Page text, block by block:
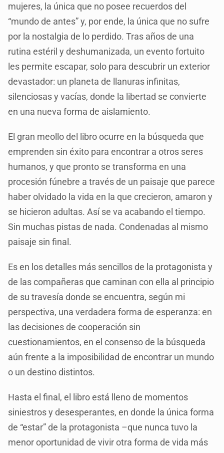
mujeres, la única que no posee recuerdos del
“mundo de antes” y, por ende, la única que no sufre
por la nostalgia de lo perdido. Tras años de una
rutina estéril y deshumanizada, un evento fortuito
les permite escapar, solo para descubrir un exterior
devastador: un planeta de llanuras infinitas,
silenciosas y vacías, donde la libertad se convierte
en una nueva forma de aislamiento.
El gran meollo del libro ocurre en la búsqueda que
emprenden sin éxito para encontrar a otros seres
humanos, y que pronto se transforma en una
procesión fúnebre a través de un paisaje que parece
haber olvidado la vida en la que crecieron, amaron y
se hicieron adultas. Así se va acabando el tiempo.
Sin muchas pistas de nada. Condenadas al mismo
paisaje sin final.
Es en los detalles más sencillos de la protagonista y
de las compañeras que caminan con ella al principio
de su travesía donde se encuentra, según mi
perspectiva, una verdadera forma de esperanza: en
las decisiones de cooperación sin
cuestionamientos, en el consenso de la búsqueda
aún frente a la imposibilidad de encontrar un mundo
o un destino distintos.
Hasta el final, el libro está lleno de momentos
siniestros y desesperantes, en donde la única forma
de “estar” de la protagonista –que nunca tuvo la
menor oportunidad de vivir otra forma de vida más